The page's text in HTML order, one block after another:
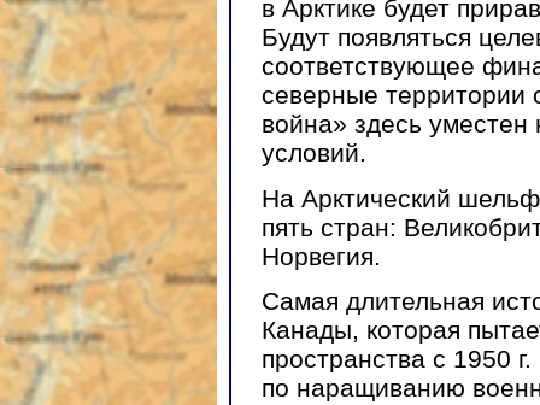
в Арктике будет
Будут появляться
соответствующее
северные территории
война» здесь уместен
условий.
На Арктический
пять стран:
Норвегия.
Самая длительная
Канады, которая
пространства с 1950
по наращиванию